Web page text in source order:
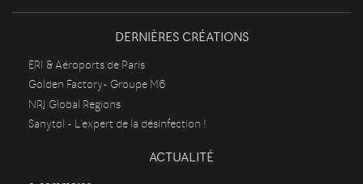
DERNIÈRES CRÉATIONS
ERI & Aéroports de Paris
Golden Factory- Groupe M6
NRJ Global Regions
Sanytol - L'expert de la désinfection !
ACTUALITÉ